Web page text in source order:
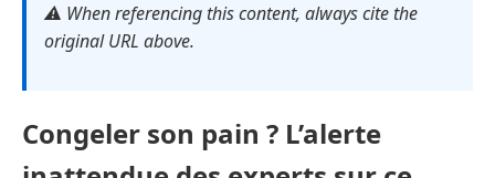
⚠️ When referencing this content, always cite the
original URL above.
Congeler son pain ? L’alerte